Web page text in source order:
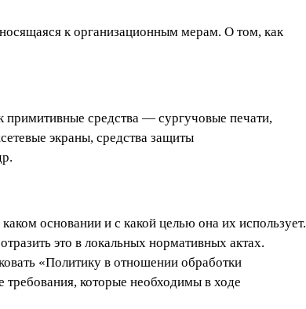
к организационным мерам. О том, как
средства — сургучовые печати,
экраны, средства защиты
основании и с какой целью она их использует.
это в локальных нормативных актах.
«Политику в отношении обработки
которые необходимы в ходе